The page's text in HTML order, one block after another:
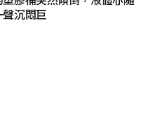
沉悶巨